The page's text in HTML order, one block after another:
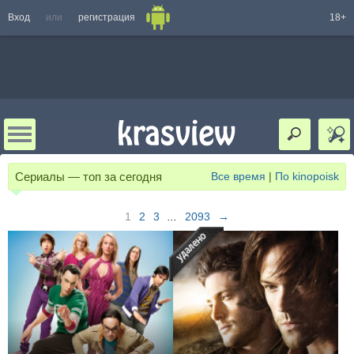
Вход или регистрация 18+
Сериалы — топ за сегодня Все время | По kinopoisk
1 2 3 2093 →